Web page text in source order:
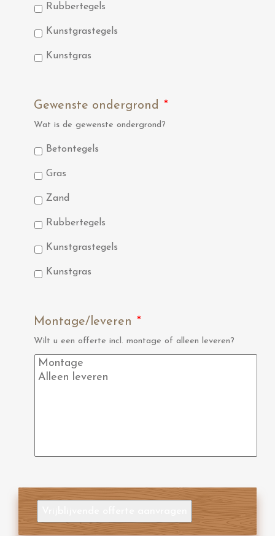
Rubbertegels
Kunstgrastegels
Kunstgras
Gewenste ondergrond *
Wat is de gewenste ondergrond?
Betontegels
Gras
Zand
Rubbertegels
Kunstgrastegels
Kunstgras
Montage/leveren *
Wilt u een offerte incl. montage of alleen leveren?